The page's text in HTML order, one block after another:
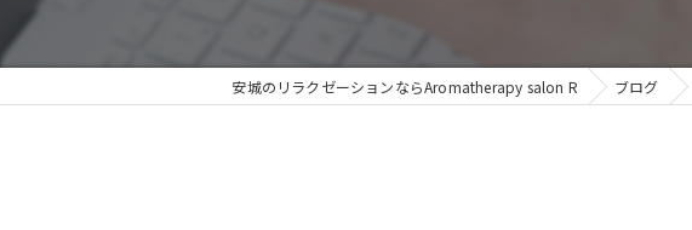
安城のリラクゼーションならAromatherapy salon R ブログ